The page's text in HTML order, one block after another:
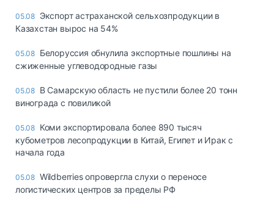
05.08 Экспорт астраханской сельхозпродукции в
Казахстан вырос на 54%
05.08 Белоруссия обнулила экспортные пошлины на
сжиженные углеводородные газы
05.08 В Самарскую область не пустили более 20 тонн
винограда с повиликой
05.08 Коми экспортировала более 890 тысяч
кубометров лесопродукции в Китай, Египет и Ирак с
начала года
05.08 Wildberries опровергла слухи о переносе
логистических центров за пределы РФ